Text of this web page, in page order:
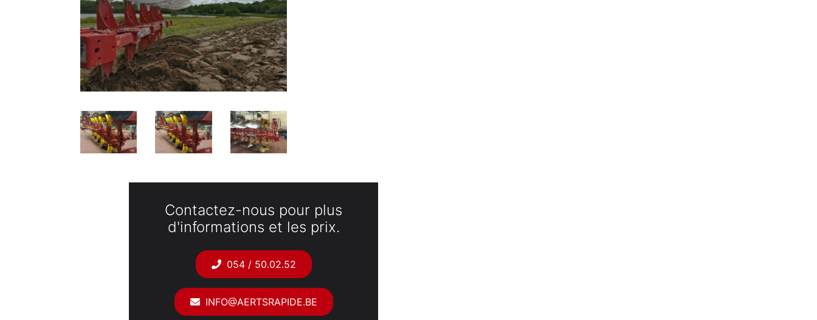
Contactez-nous pour plus
d'informations et les prix.
054 / 50.02.52
INFO@AERTSRAPIDE.BE